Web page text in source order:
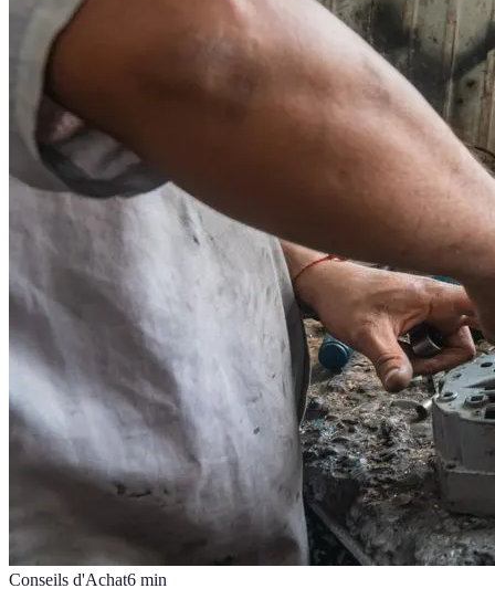
Conseils d'Achat6 min